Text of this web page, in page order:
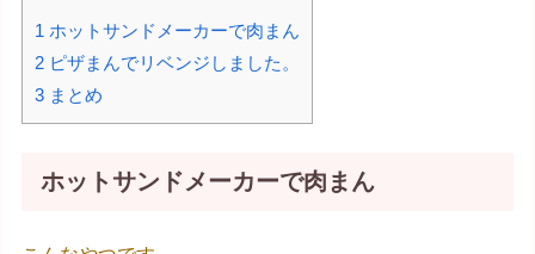
1 ホットサンドメーカーで肉まん
2 ピザまんでリベンジしました。
3 まとめ
ホットサンドメーカーで肉まん